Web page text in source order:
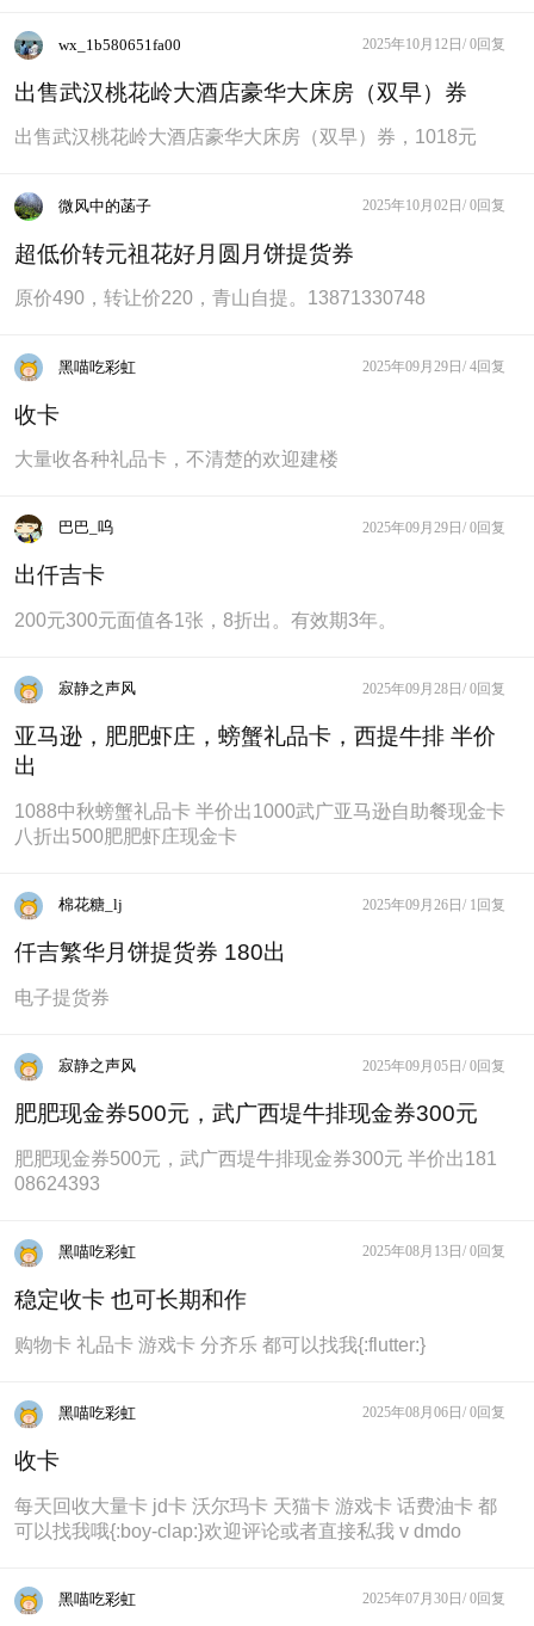
wx_1b580651fa00 2025年10月12日/ 0回复
出售武汉桃花岭大酒店豪华大床房（双早）券
出售武汉桃花岭大酒店豪华大床房（双早）券，1018元
微风中的菡子 2025年10月02日/ 0回复
超低价转元祖花好月圆月饼提货券
原价490，转让价220，青山自提。13871330748
黑喵吃彩虹 2025年09月29日/ 4回复
收卡
大量收各种礼品卡，不清楚的欢迎建楼
巴巴_呜 2025年09月29日/ 0回复
出仟吉卡
200元300元面值各1张，8折出。有效期3年。
寂静之声风 2025年09月28日/ 0回复
亚马逊，肥肥虾庄，螃蟹礼品卡，西提牛排 半价
出
1088中秋螃蟹礼品卡 半价出1000武广亚马逊自助餐现金卡
八折出500肥肥虾庄现金卡
棉花糖_lj 2025年09月26日/ 1回复
仟吉繁华月饼提货券 180出
电子提货券
寂静之声风 2025年09月05日/ 0回复
肥肥现金券500元，武广西堤牛排现金券300元
肥肥现金券500元，武广西堤牛排现金券300元 半价出181
08624393
黑喵吃彩虹 2025年08月13日/ 0回复
稳定收卡 也可长期和作
购物卡 礼品卡 游戏卡 分齐乐 都可以找我{:flutter:}
黑喵吃彩虹 2025年08月06日/ 0回复
收卡
每天回收大量卡 jd卡 沃尔玛卡 天猫卡 游戏卡 话费油卡 都
可以找我哦{:boy-clap:}欢迎评论或者直接私我 v dmdo
黑喵吃彩虹 2025年07月30日/ 0回复